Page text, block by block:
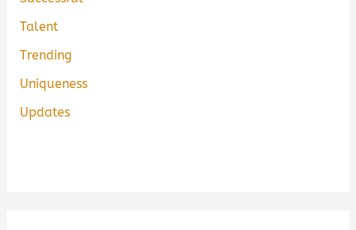
Talent
Trending
Uniqueness
Updates